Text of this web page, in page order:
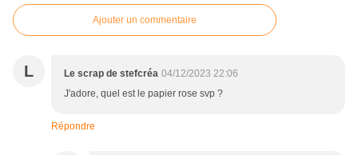
Ajouter un commentaire
L Le scrap de stefcréa 04/12/2023 22:06
J'adore, quel est le papier rose svp ?
Répondre